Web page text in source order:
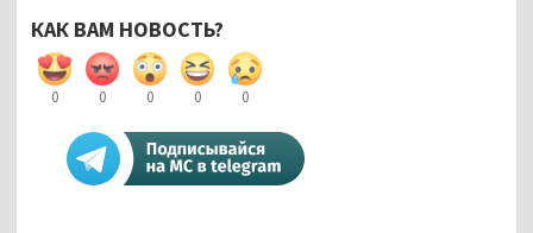
КАК ВАМ НОВОСТЬ?
0 0 0 0 0